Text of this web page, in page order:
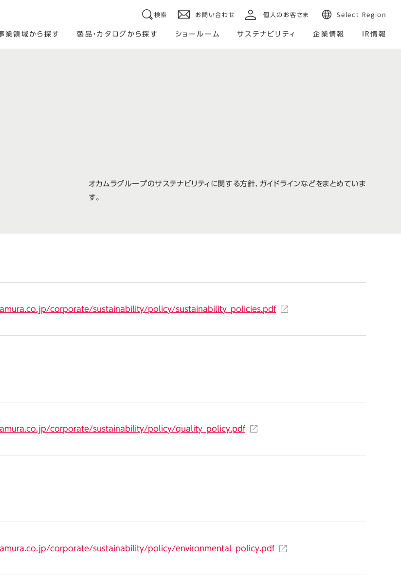
検索 お問い合わせ 個人のお客さま Select Region
業領域から探す 製品・カタログから探す ショールーム サステナビリティ 企業情報 IR情報
オカムラグループのサステナビリティに関する方針、ガイドラインなどをまとめていま
す。
corporate/sustainability/policy/sustainability_policies.pdf
corporate/sustainability/policy/quality_policy.pdf
corporate/sustainability/policy/environmental_policy.pdf